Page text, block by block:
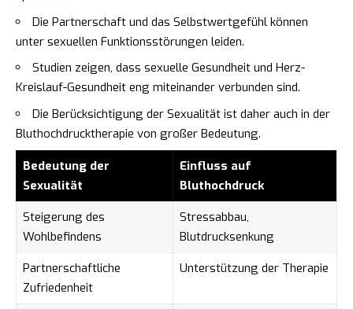
Die Partnerschaft und das Selbstwertgefühl können
unter sexuellen Funktionsstörungen leiden.
Studien zeigen, dass sexuelle Gesundheit und Herz-
Kreislauf-Gesundheit eng miteinander verbunden sind.
Die Berücksichtigung der Sexualität ist daher auch in der
Bluthochdrucktherapie von großer Bedeutung.
Bedeutung der
Sexualität
Einfluss auf
Bluthochdruck
Steigerung des
Wohlbefindens
Stressabbau,
Blutdrucksenkung
Partnerschaftliche
Zufriedenheit
Unterstützung der Therapie